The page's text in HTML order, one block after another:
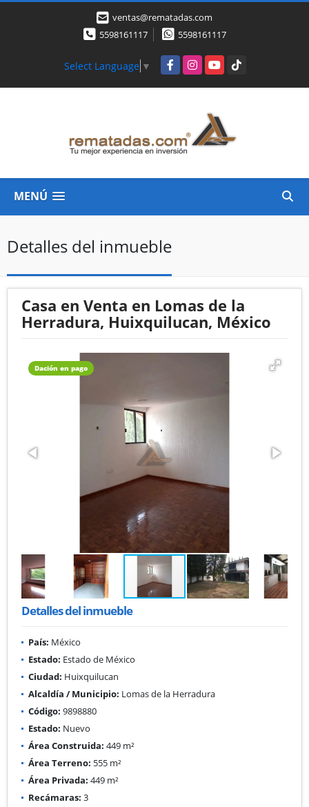
ventas@rematadas.com
5598161117
5598161117
Select Language ▼ FacebookInstagramYouTubeTikTok
MENÚ
Detalles del inmueble
Casa en Venta en Lomas de la
Herradura, Huixquilucan, México
Dación en pago
Detalles del inmueble
País: México
Estado: Estado de México
Ciudad: Huixquilucan
Alcaldía / Municipio: Lomas de la Herradura
Código: 9898880
Estado: Nuevo
Área Construida: 449 m²
Área Terreno: 555 m²
Área Privada: 449 m²
Recámaras: 3